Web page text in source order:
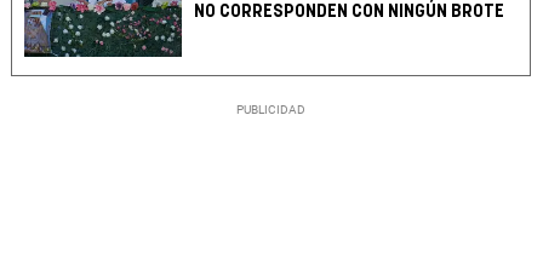
NO CORRESPONDEN CON NINGÚN BROTE